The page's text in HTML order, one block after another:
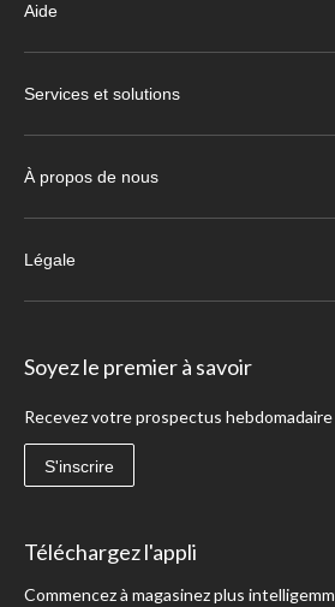
Aide
Services et solutions
À propos de nous
Légale
Soyez le premier à savoir
Recevez votre prospectus
S'inscrire
Téléchargez l'appli
Commencez à magasinez plus